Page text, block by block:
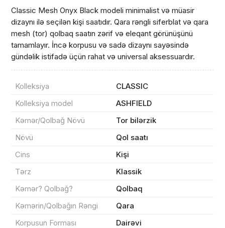
Classic Mesh Onyx Black modeli minimalist və müasir
dizaynı ilə seçilən kişi saatıdır. Qara rəngli siferblat və qara
mesh (tor) qolbaq saatın zərif və eleqant görünüşünü
tamamlayır. İncə korpusu və sadə dizaynı sayəsində
gündəlik istifadə üçün rahat və universal aksessuardır.
Kolleksiya
CLASSIC
Kolleksiya model
ASHFIELD
Kəmər/Qolbağ Növü
Tor bilərzik
Növü
Qol saatı
Cins
Kişi
Tərz
Klassik
Kəmər? Qolbağ?
Qolbaq
Kəmərin/Qolbağın Rəngi
Qara
Korpusun Forması
Dairəvi
Məhsul(lar) səbətə əlavə edildi
Sifarişin detalları